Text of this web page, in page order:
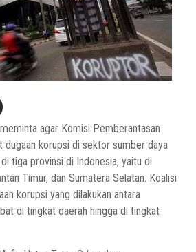
agar Komisi Pemberantasan
dugaan korupsi di sektor sumber daya
tiga provinsi di Indonesia, yaitu di
Timur, dan Sumatera Selatan. Koalisi
korupsi yang dilakukan antara
di tingkat daerah hingga di tingkat